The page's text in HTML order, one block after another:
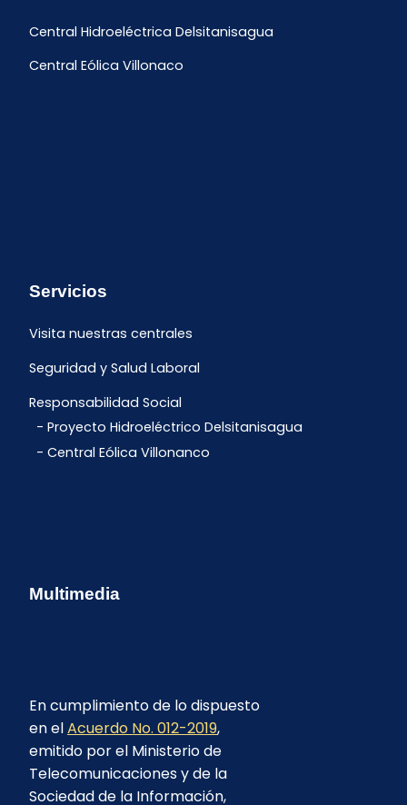
Central Hidroeléctrica Delsitanisagua
Central Eólica Villonaco
Servicios
Visita nuestras centrales
Seguridad y Salud Laboral
Responsabilidad Social
Proyecto Hidroeléctrico Delsitanisagua
Central Eólica Villonanco
Multimedia
En cumplimiento de lo dispuesto
en elAcuerdo No. 012-2019,
emitido por el Ministerio de
Telecomunicaciones y de la
Sociedad de la Información,